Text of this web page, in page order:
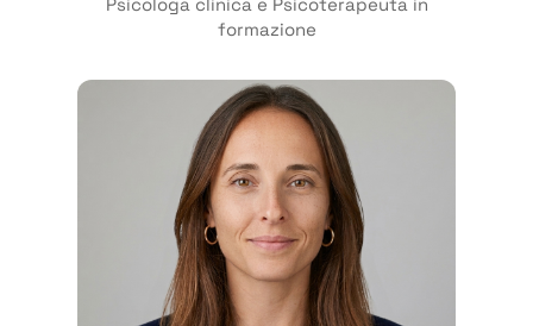
Psicologa clinica e Psicoterapeuta in
formazione